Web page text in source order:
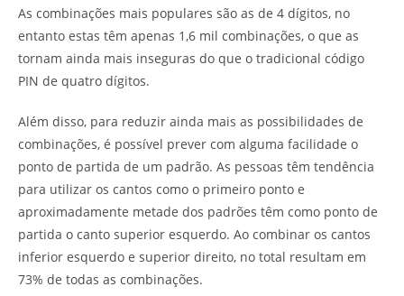
As combinações mais populares são as de 4 dígitos, no
entanto estas têm apenas 1,6 mil combinações, o que as
tornam ainda mais inseguras do que o tradicional código
PIN de quatro dígitos.
Além disso, para reduzir ainda mais as possibilidades de
combinações, é possível prever com alguma facilidade o
ponto de partida de um padrão. As pessoas têm tendência
para utilizar os cantos como o primeiro ponto e
aproximadamente metade dos padrões têm como ponto de
partida o canto superior esquerdo. Ao combinar os cantos
inferior esquerdo e superior direito, no total resultam em
73% de todas as combinações.